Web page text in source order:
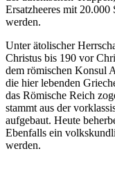
Ersatzheeres mit
werden.
Unter ätolischer
Christus bis 190 vor
dem römischen Konsul
die hier lebenden
das Römische Reich
stammt aus der
aufgebaut. Heute
Ebenfalls ein
werden.